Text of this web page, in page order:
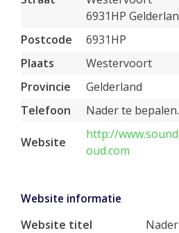
6931HP
Postcode
6931HP
Plaats
Westervoort
Provincie
Gelderland
Telefoon
Nader te bepalen.
Website
http://
oud.com
Website informatie
Website titel